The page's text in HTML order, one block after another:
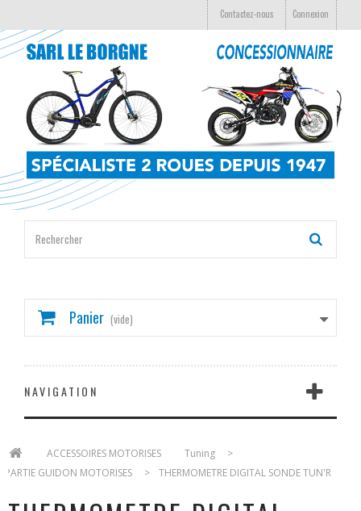
Connexion
Contactez-nous
Panier (vide)
NAVIGATION
ACCESSOIRES MOTORISES Tuning
>
PARTIE GUIDON MOTORISES
> THERMOMETRE DIGITAL SONDE TUN'R